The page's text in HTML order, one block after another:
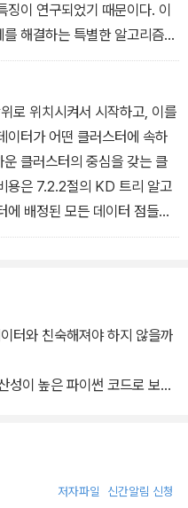
이 연구되었기 때문이다. 이
해결하는 특별한 알고리즘
잘 알려진 레벤버그 말쿼트
, 이는 신뢰 영역 최적화
algorithm)이다. 이제 LM 알
특별한 경우인지를 살펴본
로 위치시켜서 시작하고, 이를
이터가 어떤 클러스터에 속하
클러스터의 중심을 갖는 클
용은 7.2.2절의 KD 트리 알고
에 배정된 모든 데이터 점들에
을 다시 움직인다. 알고리즘을
터와 친숙해져야 하지 않을까
성이 높은 파이썬 코드로 보여
저자파일 신간알림 신청